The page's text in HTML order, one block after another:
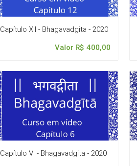
Capítulo XII - Bhagavadgita - 2020
Valor R$ 400,00
Capítulo VI - Bhagavadgita - 2020